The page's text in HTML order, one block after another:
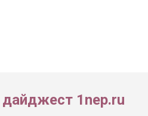
1nep.ru